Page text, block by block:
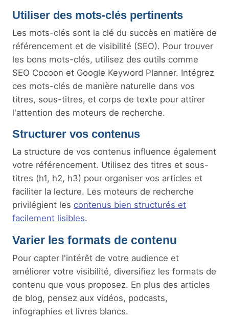
Utiliser des mots-clés pertinents
Les mots-clés sont la clé du succès en matière de
référencement et de visibilité (SEO). Pour trouver
les bons mots-clés, utilisez des outils comme
SEO Cocoon et Google Keyword Planner. Intégrez
ces mots-clés de manière naturelle dans vos
titres, sous-titres, et corps de texte pour attirer
l'attention des moteurs de recherche.
Structurer vos contenus
La structure de vos contenus influence également
votre référencement. Utilisez des titres et sous-
titres (h1, h2, h3) pour organiser vos articles et
faciliter la lecture. Les moteurs de recherche
privilégient les contenus bien structurés et
facilement lisibles.
Varier les formats de contenu
Pour capter l'intérêt de votre audience et
améliorer votre visibilité, diversifiez les formats de
contenu que vous proposez. En plus des articles
de blog, pensez aux vidéos, podcasts,
infographies et livres blancs.